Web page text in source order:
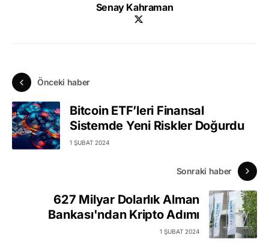
Senay Kahraman
Önceki haber
Bitcoin ETF’leri Finansal
Sistemde Yeni Riskler Doğurdu
1 ŞUBAT 2024
Sonraki haber
627 Milyar Dolarlık Alman
Bankası'ndan Kripto Adımı
1 ŞUBAT 2024